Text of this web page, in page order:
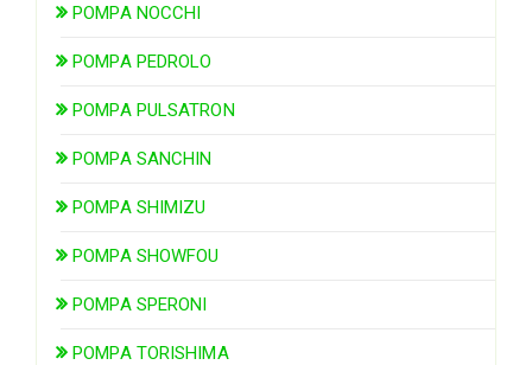
POMPA NOCCHI
POMPA PEDROLO
POMPA PULSATRON
POMPA SANCHIN
POMPA SHIMIZU
POMPA SHOWFOU
POMPA SPERONI
POMPA TORISHIMA